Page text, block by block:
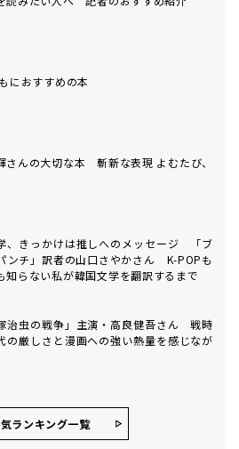
におすすめの本
さんの大切な本 斬新な表現 よむたび、
、きっかけは推しへのメッセージ 「ブ
ンチ」訳者の山口さやかさん K-POPも
知らない私が韓国文学を翻訳するまで
治虫の戦争」主演・高良健吾さん 戦時
の厳しさと漫画への強い熱量を感じなが
ランキング⼀覧